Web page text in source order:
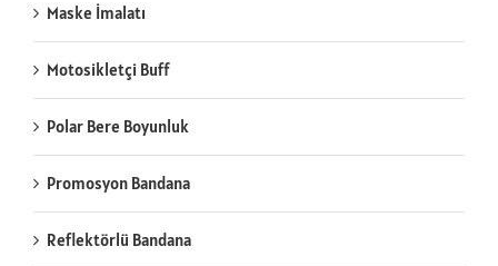
Maske İmalatı
Motosikletçi Buff
Polar Bere Boyunluk
Promosyon Bandana
Reflektörlü Bandana